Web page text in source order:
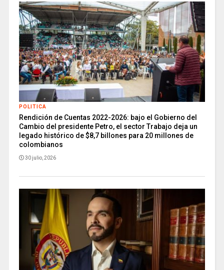
POLITICA
Rendición de Cuentas 2022-2026: bajo el Gobierno del
Cambio del presidente Petro, el sector Trabajo deja un
legado histórico de $8,7 billones para 20 millones de
colombianos
30 julio, 2026